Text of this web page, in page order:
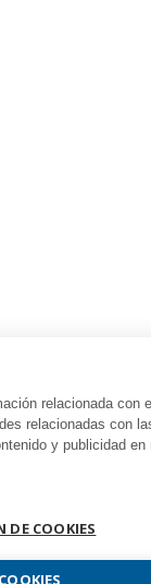
relacionada con
relacionadas con
y publicidad
DE COOKIES